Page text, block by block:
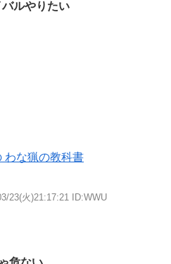
ルやりたい
わな猟の教科書
23(火)21:17:21 ID:WWU